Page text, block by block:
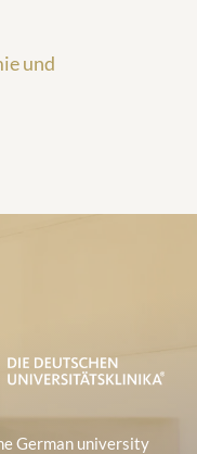
und
German university